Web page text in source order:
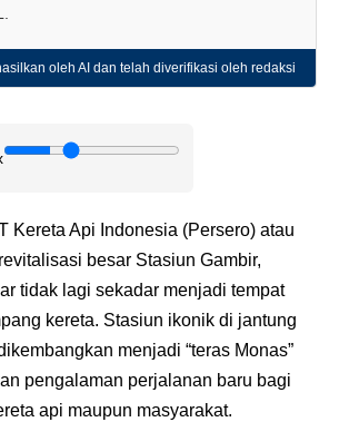
oleh AI dan telah diverifikasi oleh redaksi
Kereta Api Indonesia (Persero) atau
besar Stasiun Gambir,
tidak lagi sekadar menjadi tempat
kereta. Stasiun ikonik di jantung
menjadi “teras Monas”
pengalaman perjalanan baru bagi
api maupun masyarakat.